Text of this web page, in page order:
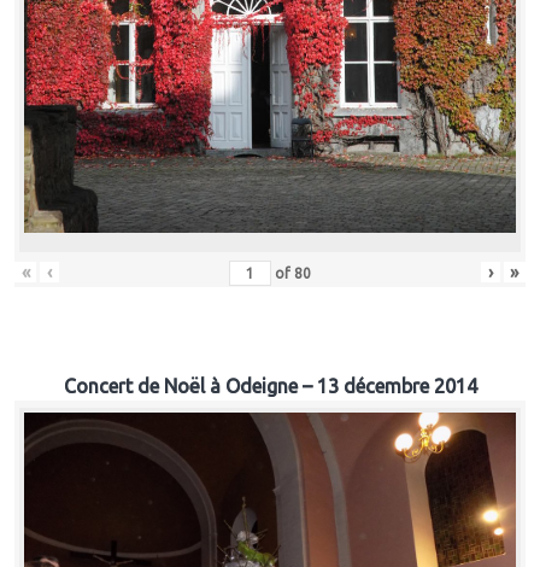
« ‹ of 80 › »
Concert de Noël à Odeigne – 13 décembre 2014